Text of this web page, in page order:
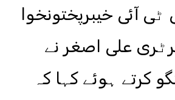
ٹی آئی خیبرپختونخوا
علی اصغر نے
کرتے ہوئے کہا کہ